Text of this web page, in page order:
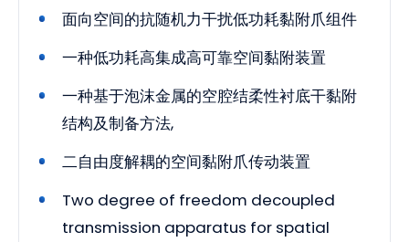
面向空间的抗随机力干扰低功耗黏附爪组件
一种低功耗高集成高可靠空间黏附装置
一种基于泡沫金属的空腔结柔性衬底干黏附
结构及制备方法,
二自由度解耦的空间黏附爪传动装置
Two degree of freedom decoupled
transmission apparatus for spatial